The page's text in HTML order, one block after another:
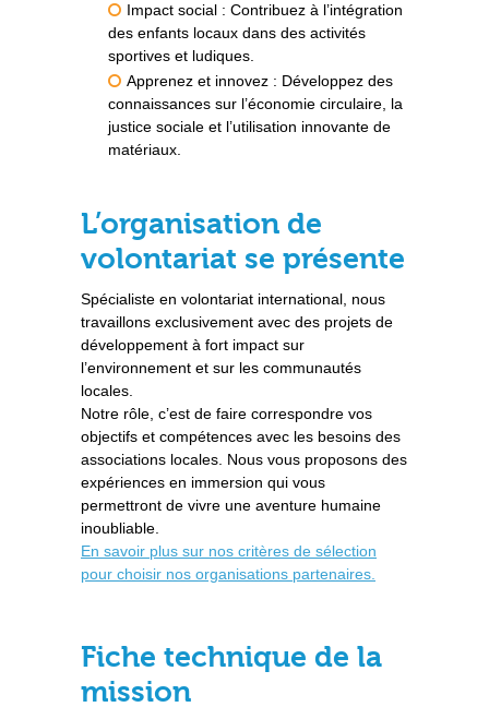
Impact social : Contribuez à l’intégration
des enfants locaux dans des activités
sportives et ludiques.
Apprenez et innovez : Développez des
connaissances sur l’économie circulaire, la
justice sociale et l’utilisation innovante de
matériaux.
L’organisation de
volontariat se présente
Spécialiste en volontariat international, nous
travaillons exclusivement avec des projets de
développement à fort impact sur
l’environnement et sur les communautés
locales.
Notre rôle, c’est de faire correspondre vos
objectifs et compétences avec les besoins des
associations locales. Nous vous proposons des
expériences en immersion qui vous
permettront de vivre une aventure humaine
inoubliable.
En savoir plus sur nos critères de sélection
pour choisir nos organisations partenaires.
Fiche technique de la
mission